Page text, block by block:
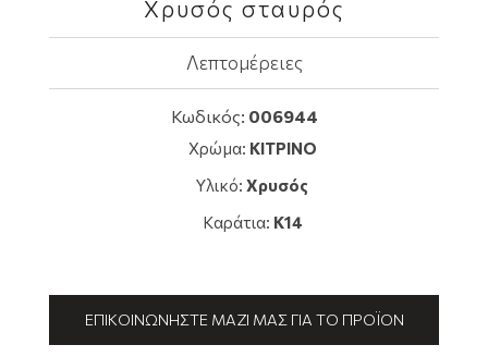
Χρυσός σταυρός
Λεπτομέρειες
Κωδικός: 006944
Χρώμα: ΚΙΤΡΙΝΟ
Υλικό: Χρυσός
Καράτια: K14
ΕΠΙΚΟΙΝΩΝΉΣΤΕ ΜΑΖΊ ΜΑΣ ΓΙΑ ΤΟ ΠΡΟΪΌΝ